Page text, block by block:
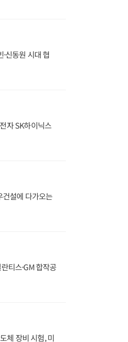
신동원 시대 협
자 SK하이닉스
건설에 다가오는
티스·GM 합작공
체 장비 시험, 미